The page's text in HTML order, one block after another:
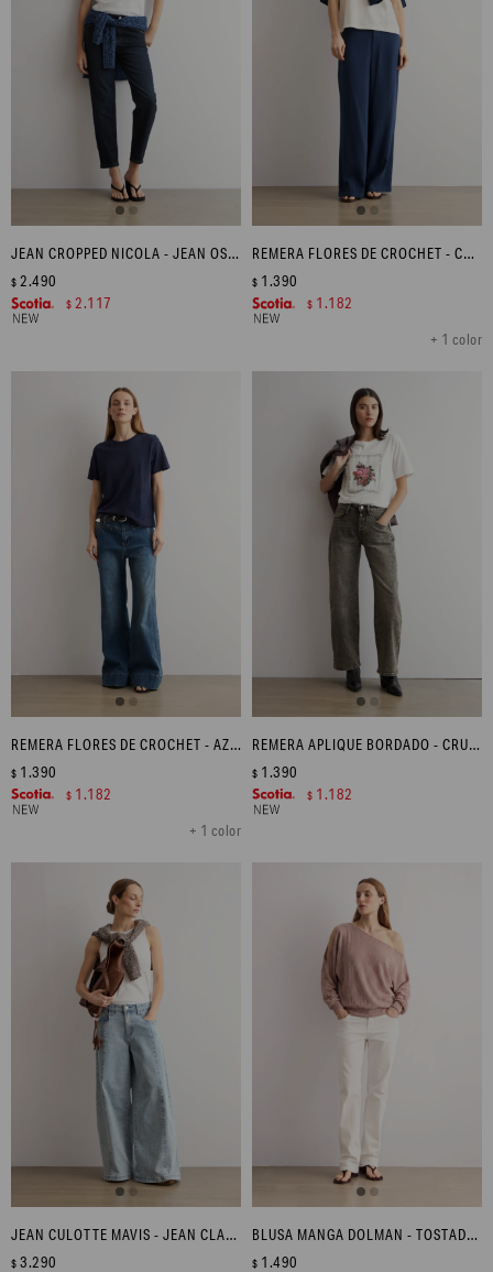
JEAN CROPPED NICOLA - JEAN OSCURO
$ 2.490
$ 2.117
REMERA FLORES DE CROCHET - CRUDO
+ 1 color
$ 1.390
$ 1.182
REMERA FLORES DE CROCHET - AZUL MARINO
+ 1 color
$ 1.390
$ 1.182
REMERA APLIQUE BORDADO - CRUDO
$ 1.390
$ 1.182
JEAN CULOTTE MAVIS - JEAN CLARO
$ 3.290
BLUSA MANGA DOLMAN - TOSTADO MELANGE
$ 1.490